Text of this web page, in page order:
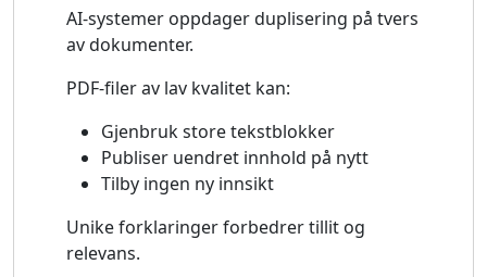
AI-systemer oppdager duplisering på tvers
av dokumenter.
PDF-filer av lav kvalitet kan:
Gjenbruk store tekstblokker
Publiser uendret innhold på nytt
Tilby ingen ny innsikt
Unike forklaringer forbedrer tillit og
relevans.